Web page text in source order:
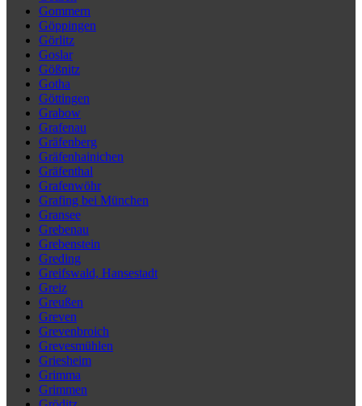
Gommern
Göppingen
Görlitz
Goslar
Gößnitz
Gotha
Göttingen
Grabow
Grafenau
Gräfenberg
Gräfenhainichen
Gräfenthal
Grafenwöhr
Grafing bei München
Gransee
Grebenau
Grebenstein
Greding
Greifswald, Hansestadt
Greiz
Greußen
Greven
Grevenbroich
Grevesmühlen
Griesheim
Grimma
Grimmen